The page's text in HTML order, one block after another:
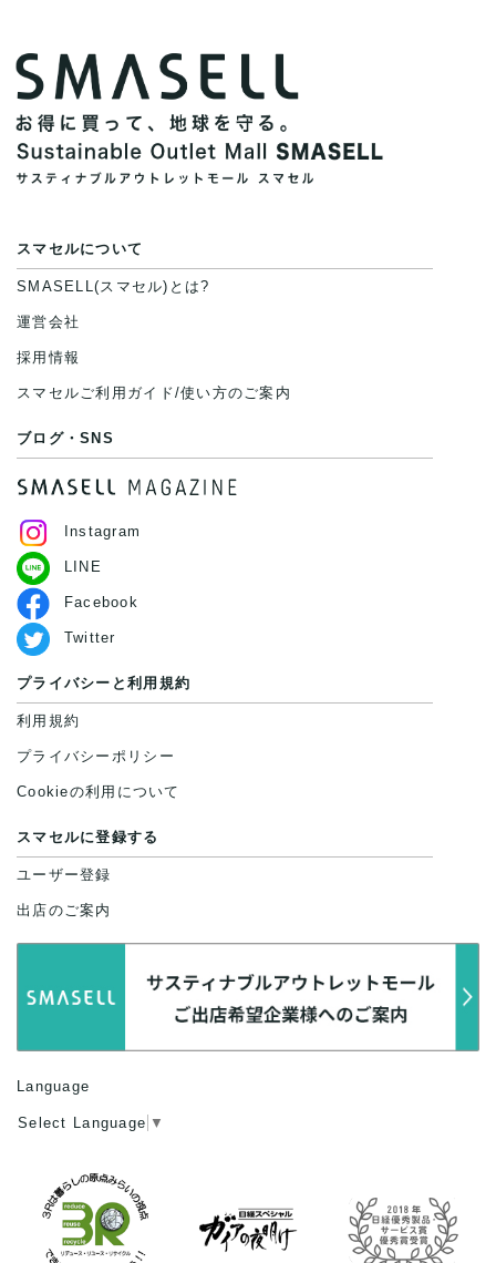
スマセルについて
SMASELL(スマセル)とは?
運営会社
採用情報
スマセルご利用ガイド/使い方のご案内
ブログ・SNS
Instagram
LINE
Facebook
Twitter
プライバシーと利用規約
利用規約
プライバシーポリシー
Cookieの利用について
スマセルに登録する
ユーザー登録
出店のご案内
Language
Select Language ▼